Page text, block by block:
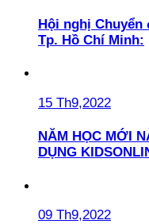
Hội nghị Chuyển
Tp. Hồ Chí Minh:
15 Th9,2022
NĂM HỌC MỚI
DỤNG
09 Th9,2022